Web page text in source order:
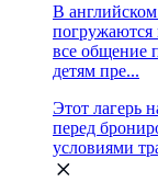
В
погружаются
все общение
детям пре...
Этот лагерь
перед
условиями